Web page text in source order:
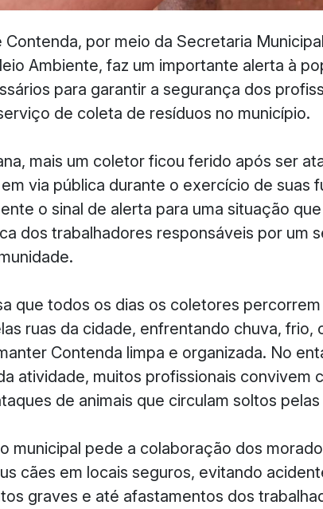
por meio da Secretaria
Ambiente, faz um importante alerta à
para garantir a segurança dos
de coleta de resíduos no município.
mais um coletor ficou ferido após ser
via pública durante o exercício de suas
o sinal de alerta para uma situação
dos trabalhadores responsáveis por um
que todos os dias os coletores
ruas da cidade, enfrentando chuva, frio,
Contenda limpa e organizada. No
atividade, muitos profissionais convivem
de animais que circulam soltos pelas
municipal pede a colaboração dos
cães em locais seguros, evitando
graves e até afastamentos dos